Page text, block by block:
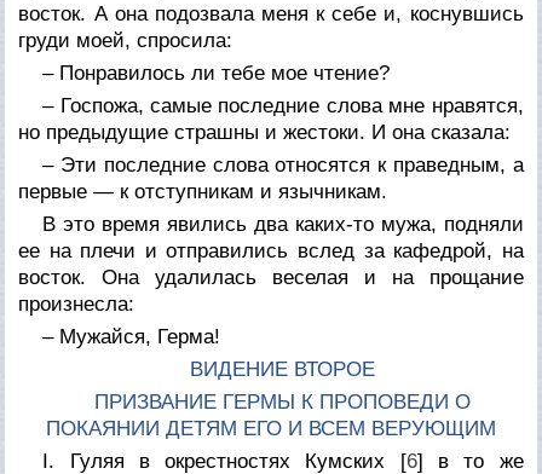
восток. А она подозвала меня к себе и, коснувшись
груди моей, спросила:
– Понравилось ли тебе мое чтение?
– Госпожа, самые последние слова мне нравятся,
но предыдущие страшны и жестоки. И она сказала:
– Эти последние слова относятся к праведным, а
первые — к отступникам и язычникам.
В это время явились два каких-то мужа, подняли
ее на плечи и отправились вслед за кафедрой, на
восток. Она удалилась веселая и на прощание
произнесла:
– Мужайся, Герма!
ВИДЕНИЕ ВТОРОЕ
ПРИЗВАНИЕ ГЕРМЫ К ПРОПОВЕДИ О
ПОКАЯНИИ ДЕТЯМ ЕГО И ВСЕМ ВЕРУЮЩИМ
I. Гуляя в окрестностях Кумских [6] в то же